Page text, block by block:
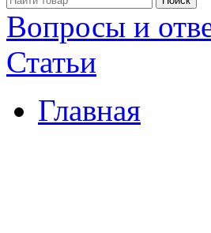
Вопросы и
Статьи
Главная